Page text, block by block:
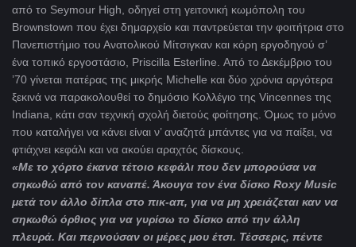
από το Seymour High, οδηγεί στη γειτονική κωμόπολη του
Brownstown που έχει δημαρχείο και παντρεύεται την φοιτήτρια στο
Πανεπιστήμιο του Ανατολικού Μίτσιγκαν και κόρη εργοδηγού σ’
ένα τοπικό εργοστάσιο, Priscilla Esterline. Από το Δεκέμβριο του
’70 γίνεται πατέρας της μικρής Michelle και δύο χρόνια αργότερα
ξεκινά να παρακολουθεί το δημόσιο Κολλέγιο της Vincennes της
Indiana, κάτι σαν τεχνική σχολή διετούς φοίτησης. Όμως το μόνο
που καταλήγει να κάνει είναι ν’ αναζητά μπάντες για να παίξει, να
φτιάχνει κεφάλι και να ακούει αραχτός δίσκους.
«Με το χόρτο έκανα τέτοιο κεφάλι που δεν μπορούσα να
σηκωθώ από τον καναπέ. Άκουγα τον ένα δίσκο Roxy Music
μετά τον άλλο δίπλα στο πικ-απ, για να μη χρειάζεται καν να
σηκωθώ όρθιος για να γυρίσω τo δίσκο από την άλλη
πλευρά. Και περνούσαν οι μέρες μου έτσι. Τέσσερις, πέντε